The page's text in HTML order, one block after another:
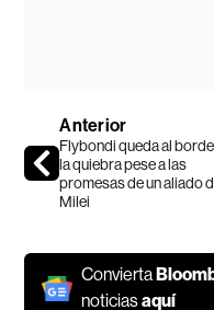
Anterior
Flybondi queda al
la quiebra pese a las
promesas de un aliado
Milei
Convierta
noticiasaquí